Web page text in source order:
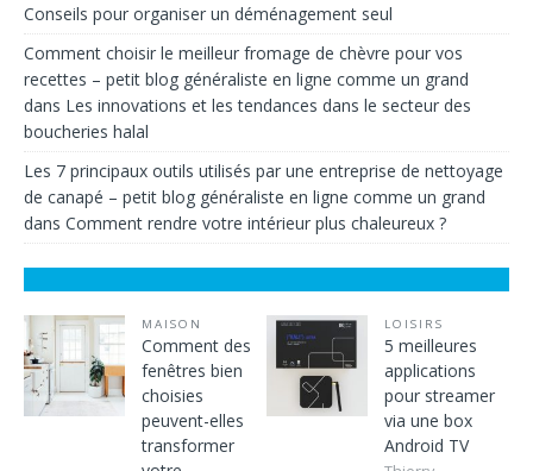
Conseils pour organiser un déménagement seul
Comment choisir le meilleur fromage de chèvre pour vos
recettes – petit blog généraliste en ligne comme un grand
dans Les innovations et les tendances dans le secteur des
boucheries halal
Les 7 principaux outils utilisés par une entreprise de nettoyage
de canapé – petit blog généraliste en ligne comme un grand
dans Comment rendre votre intérieur plus chaleureux ?
MAISON
Comment des
fenêtres bien
choisies
peuvent-elles
transformer
LOISIRS
5 meilleures
applications
pour streamer
via une box
Android TV